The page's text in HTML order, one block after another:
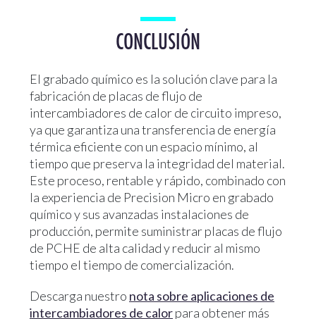
CONCLUSIÓN
El grabado químico es la solución clave para la
fabricación de placas de flujo de
intercambiadores de calor de circuito impreso,
ya que garantiza una transferencia de energía
térmica eficiente con un espacio mínimo, al
tiempo que preserva la integridad del material.
Este proceso, rentable y rápido, combinado con
la experiencia de Precision Micro en grabado
químico y sus avanzadas instalaciones de
producción, permite suministrar placas de flujo
de PCHE de alta calidad y reducir al mismo
tiempo el tiempo de comercialización.
Descarga nuestro nota sobre aplicaciones de
intercambiadores de calorpara obtener más